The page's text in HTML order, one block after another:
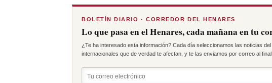
BOLETÍN DIARIO · CORREDOR DEL HENARES
Lo que pasa en el Henares, cada mañana en tu
¿Te ha interesado esta información? Cada día seleccionamos las noticias
internacionales que de verdad te afectan, y te las enviamos por correo al final